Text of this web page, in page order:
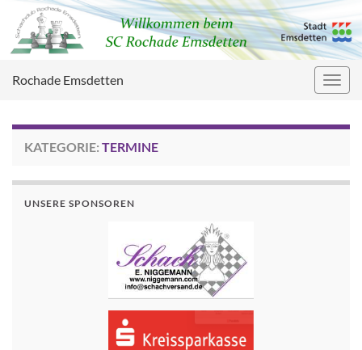
Rochade Emsdetten
KATEGORIE: TERMINE
UNSERE SPONSOREN